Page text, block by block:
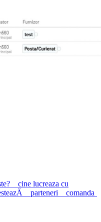
cine lucreaza cu
parteneri comanda